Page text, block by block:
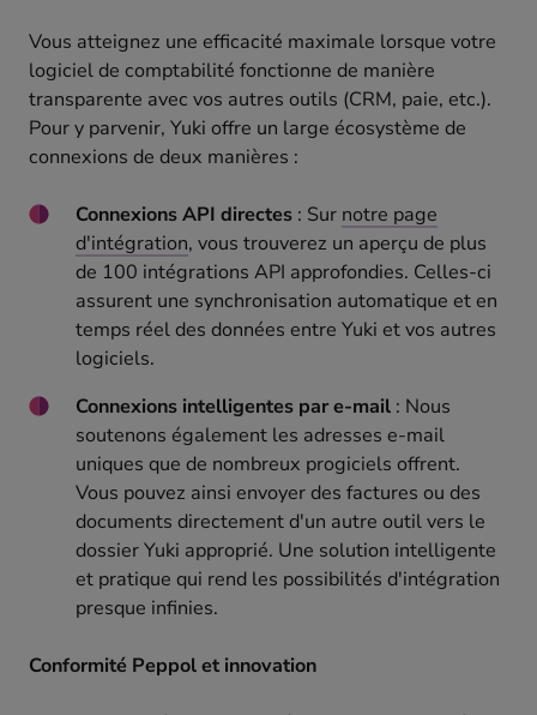
Vous atteignez une efficacité maximale lorsque votre
logiciel de comptabilité fonctionne de manière
transparente avec vos autres outils (CRM, paie, etc.).
Pour y parvenir, Yuki offre un large écosystème de
connexions de deux manières :
Connexions API directes : Sur notre page
d'intégration, vous trouverez un aperçu de plus
de 100 intégrations API approfondies. Celles-ci
assurent une synchronisation automatique et en
temps réel des données entre Yuki et vos autres
logiciels.
Connexions intelligentes par e-mail : Nous
soutenons également les adresses e-mail
uniques que de nombreux progiciels offrent.
Vous pouvez ainsi envoyer des factures ou des
documents directement d'un autre outil vers le
dossier Yuki approprié. Une solution intelligente
et pratique qui rend les possibilités d'intégration
presque infinies.
Conformité Peppol et innovation